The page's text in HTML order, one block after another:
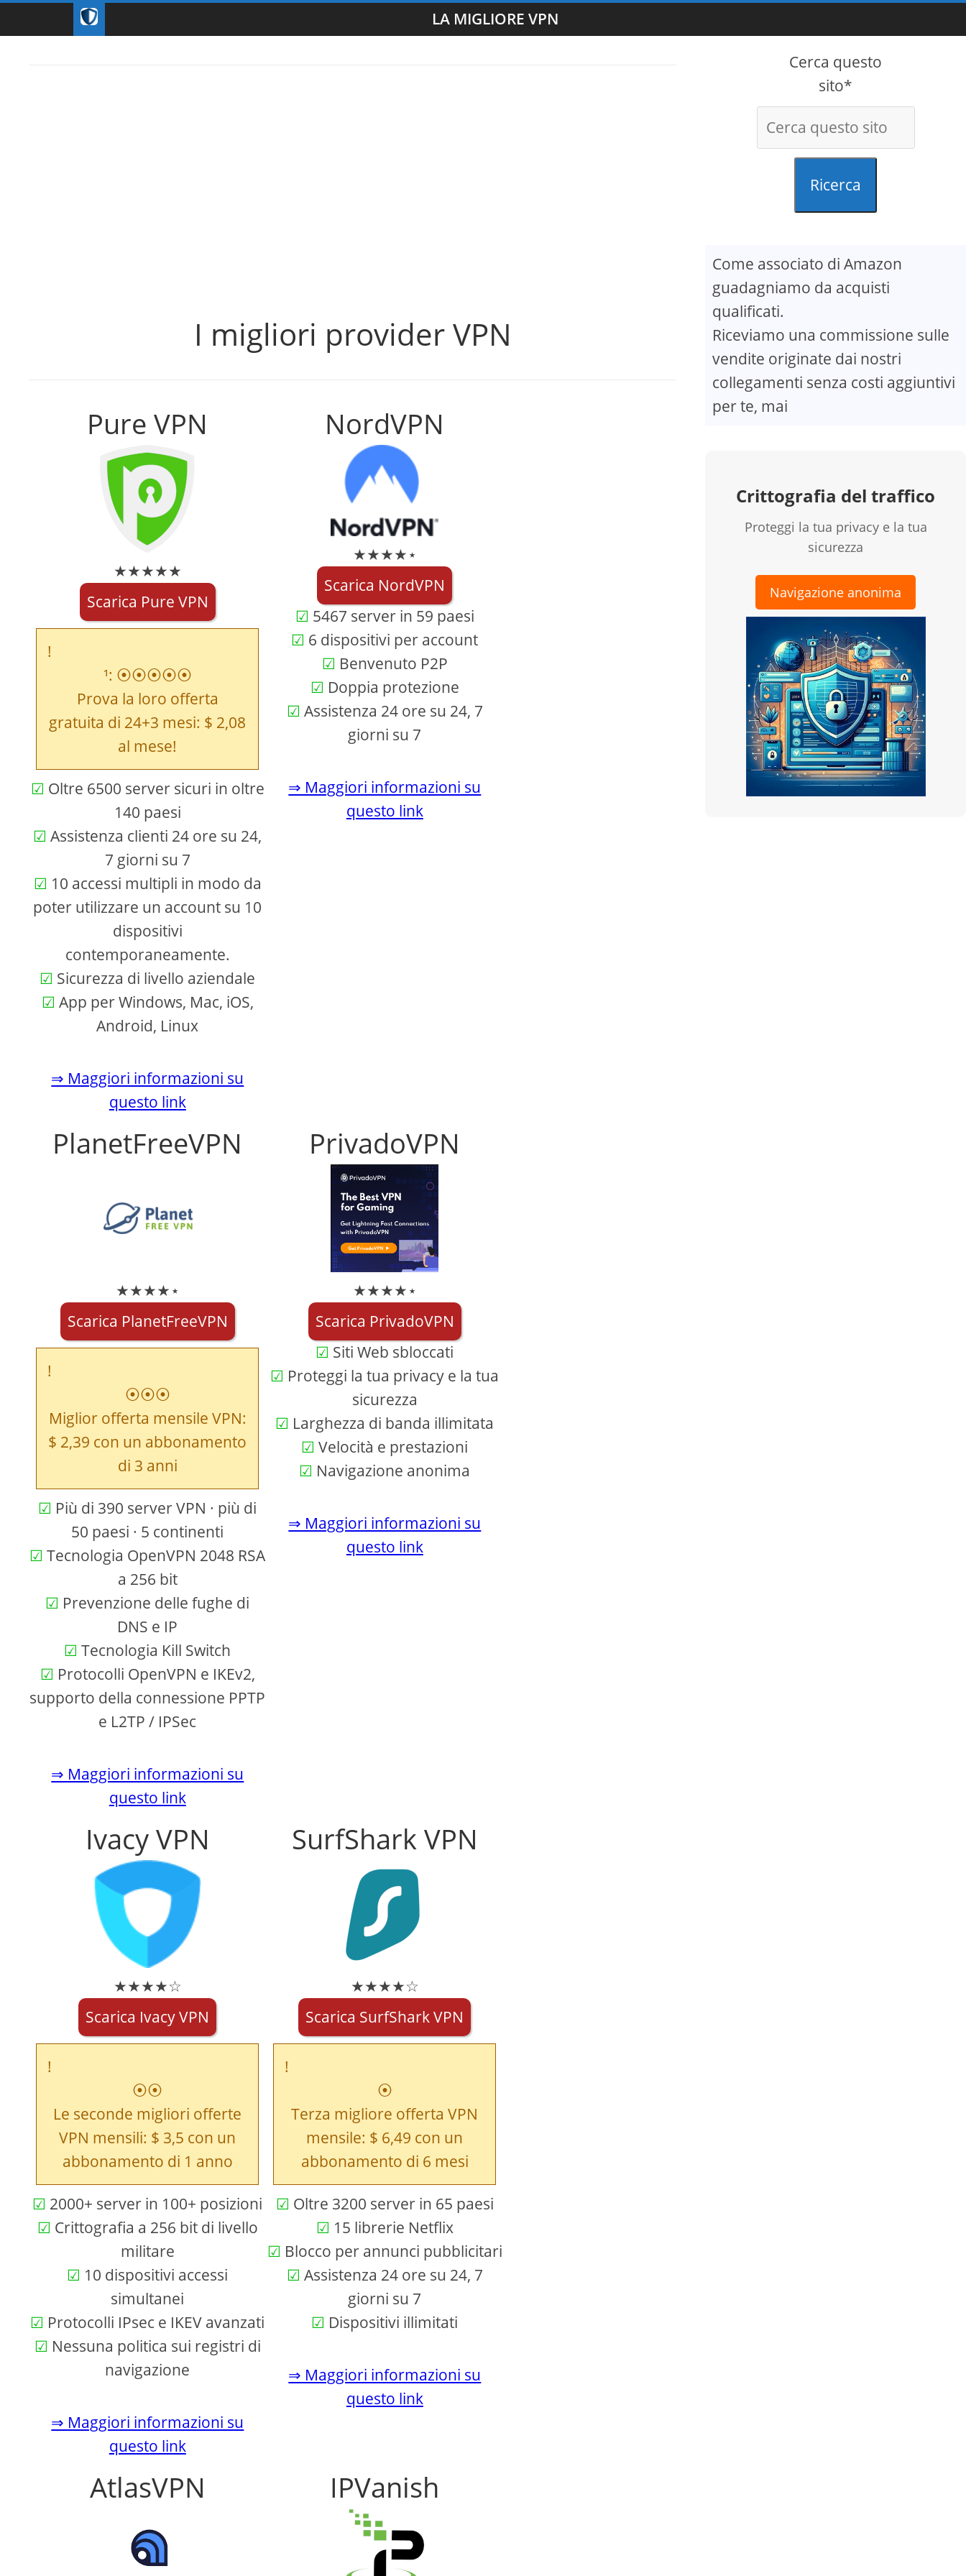
LA MIGLIORE VPN
I migliori provider VPN
Pure VPN
★★★★★
Scarica Pure VPN
¹: ⦿⦿⦿⦿⦿
Prova la loro offerta
gratuita di 24+3 mesi: $ 2,08
al mese!
Oltre 6500 server sicuri in oltre
140 paesi
Assistenza clienti 24 ore su 24,
7 giorni su 7
10 accessi multipli in modo da
poter utilizzare un account su 10
dispositivi
contemporaneamente.
Sicurezza di livello aziendale
App per Windows, Mac, iOS,
Android, Linux
⇒ Maggiori informazioni su
questo link
NordVPN
★★★★⋆
Scarica NordVPN
5467 server in 59 paesi
6 dispositivi per account
Benvenuto P2P
Doppia protezione
Assistenza 24 ore su 24, 7
giorni su 7
⇒ Maggiori informazioni su
questo link
PlanetFreeVPN
★★★★⋆
Scarica PlanetFreeVPN
⦿⦿⦿
Miglior offerta mensile VPN:
$ 2,39 con un abbonamento
di 3 anni
Più di 390 server VPN · più di
50 paesi · 5 continenti
Tecnologia OpenVPN 2048 RSA
a 256 bit
Prevenzione delle fughe di
DNS e IP
Tecnologia Kill Switch
Protocolli OpenVPN e IKEv2,
supporto della connessione PPTP
e L2TP / IPSec
⇒ Maggiori informazioni su
questo link
PrivadoVPN
★★★★⋆
Scarica PrivadoVPN
Siti Web sbloccati
Proteggi la tua privacy e la tua
sicurezza
Larghezza di banda illimitata
Velocità e prestazioni
Navigazione anonima
⇒ Maggiori informazioni su
questo link
Ivacy VPN
★★★★☆
Scarica Ivacy VPN
⦿⦿
Le seconde migliori offerte
VPN mensili: $ 3,5 con un
abbonamento di 1 anno
2000+ server in 100+ posizioni
Crittografia a 256 bit di livello
militare
10 dispositivi accessi
simultanei
Protocolli IPsec e IKEV avanzati
Nessuna politica sui registri di
navigazione
⇒ Maggiori informazioni su
questo link
SurfShark VPN
★★★★☆
Scarica SurfShark VPN
⦿
Terza migliore offerta VPN
mensile: $ 6,49 con un
abbonamento di 6 mesi
Oltre 3200 server in 65 paesi
15 librerie Netflix
Blocco per annunci pubblicitari
Assistenza 24 ore su 24, 7
giorni su 7
Dispositivi illimitati
⇒ Maggiori informazioni su
questo link
AtlasVPN IPVanish
Cerca questo
sito*
Ricerca
Come associato di Amazon
guadagniamo da acquisti
qualificati.
Riceviamo una commissione sulle
vendite originate dai nostri
collegamenti senza costi aggiuntivi
per te, mai
Crittografia del traffico
Proteggi la tua privacy e la tua
sicurezza
Navigazione anonima